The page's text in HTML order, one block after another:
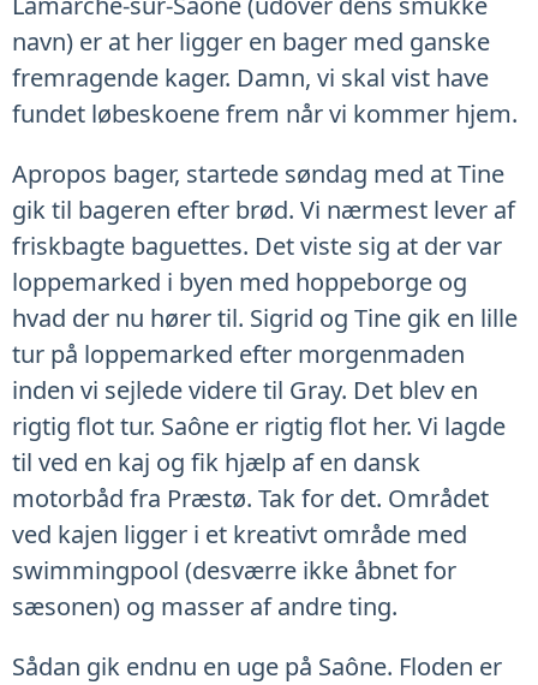
navn) er at her ligger en bager med ganske
fremragende kager. Damn, vi skal vist have
fundet løbeskoene frem når vi kommer hjem.
Apropos bager, startede søndag med at Tine
gik til bageren efter brød. Vi nærmest lever af
friskbagte baguettes. Det viste sig at der var
loppemarked i byen med hoppeborge og
hvad der nu hører til. Sigrid og Tine gik en lille
tur på loppemarked efter morgenmaden
inden vi sejlede videre til Gray. Det blev en
rigtig flot tur. Saône er rigtig flot her. Vi lagde
til ved en kaj og fik hjælp af en dansk
motorbåd fra Præstø. Tak for det. Området
ved kajen ligger i et kreativt område med
swimmingpool (desværre ikke åbnet for
sæsonen) og masser af andre ting.
Sådan gik endnu en uge på Saône. Floden er